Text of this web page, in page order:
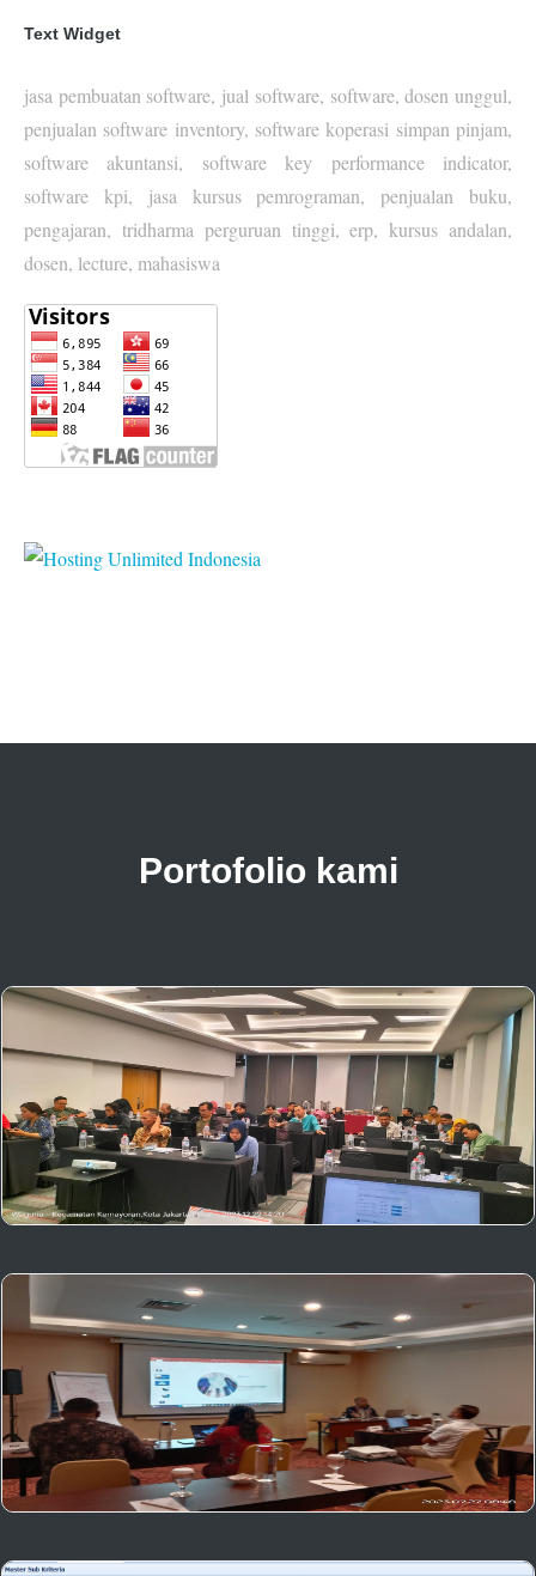
Text Widget
jasa pembuatan software, jual software, software, dosen unggul,
penjualan software inventory, software koperasi simpan pinjam,
software akuntansi, software key performance indicator,
software kpi, jasa kursus pemrograman, penjualan buku,
pengajaran, tridharma perguruan tinggi, erp, kursus andalan,
dosen, lecture, mahasiswa
Portofolio kami